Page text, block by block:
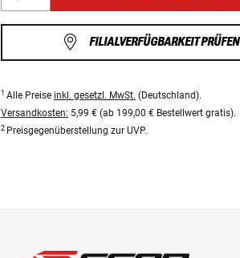
FILIALVERFÜGBARKEIT PRÜFEN
1 Alle Preise inkl. gesetzl. MwSt. (Deutschland).
Versandkosten: 5,99 € (ab 199,00 € Bestellwert gratis).
2 Preisgegenüberstellung zur UVP.